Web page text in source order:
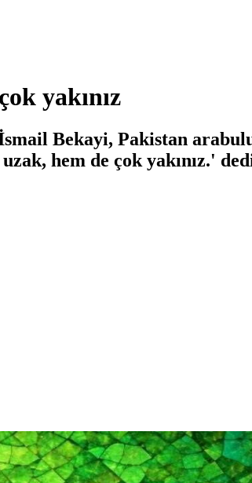
yakınız
Bekayi, Pakistan
hem de çok yakınız.'